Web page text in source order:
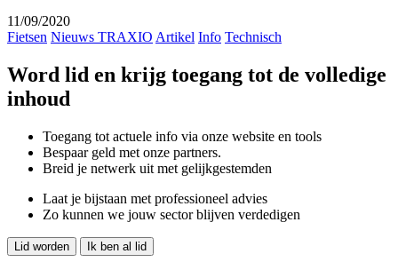
11/09/2020
Fietsen Nieuws TRAXIO Artikel Info Technisch
Word lid en krijg toegang tot de volledige
inhoud
Toegang tot actuele info via onze website en tools
Bespaar geld met onze partners.
Breid je netwerk uit met gelijkgestemden
Laat je bijstaan met professioneel advies
Zo kunnen we jouw sector blijven verdedigen
Lid worden Ik ben al lid